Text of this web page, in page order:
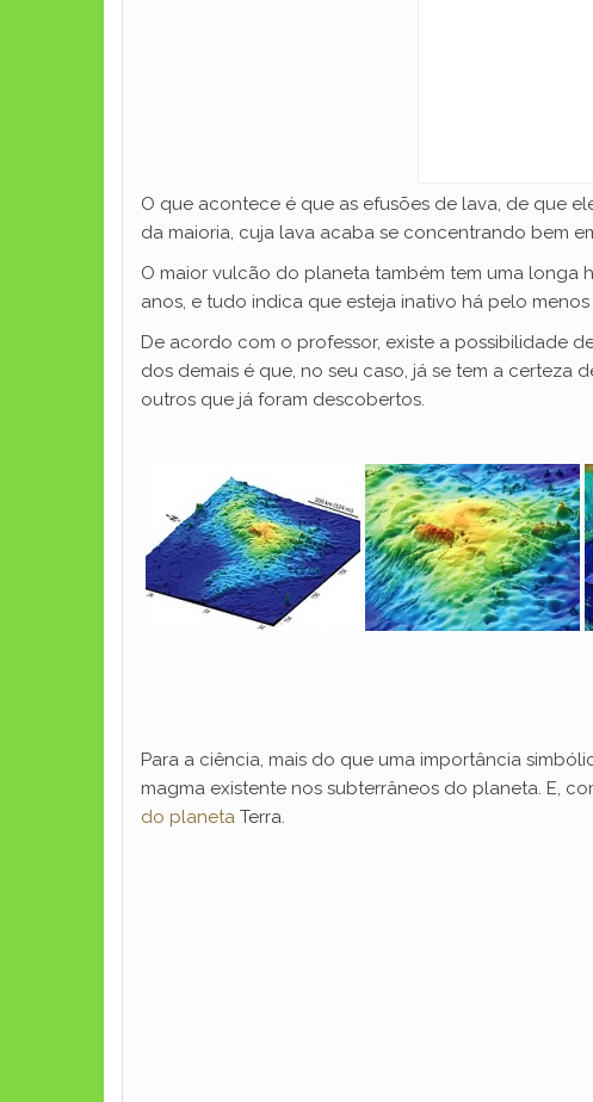
O que acontece é que as efusões de lava, de que
da maioria, cuja lava acaba se concentrando bem
O maior vulcão do planeta também tem uma longa
anos, e tudo indica que esteja inativo há pelo
De acordo com o professor, existe a possibilidade
dos demais é que, no seu caso, já se tem a certeza
outros que já foram descobertos.
Para a ciência, mais do que uma importância
magma existente nos subterrâneos do planeta. E,
do planeta Terra.